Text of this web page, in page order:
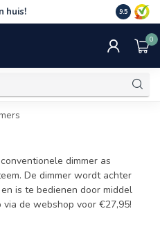
bestelling van
kwaliteit!
9.5
0
dimmer as
De dimmer wordt achter
is te bedienen door middel
de webshop voor €27,95!